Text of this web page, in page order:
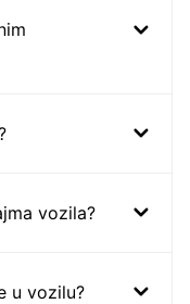
vozila?
u vozilu?